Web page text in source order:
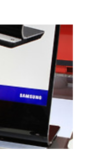
고 하는분들이 많이
TWIN TURBO II로
하면 팬이 아주 빨리
쓰면 팬이 천천히 돌면